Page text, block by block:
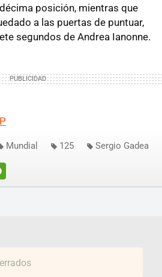
posición, mientras que
a las puertas de puntuar,
segundos de Andrea Ianonne.
Mundial 125 Sergio Gadea